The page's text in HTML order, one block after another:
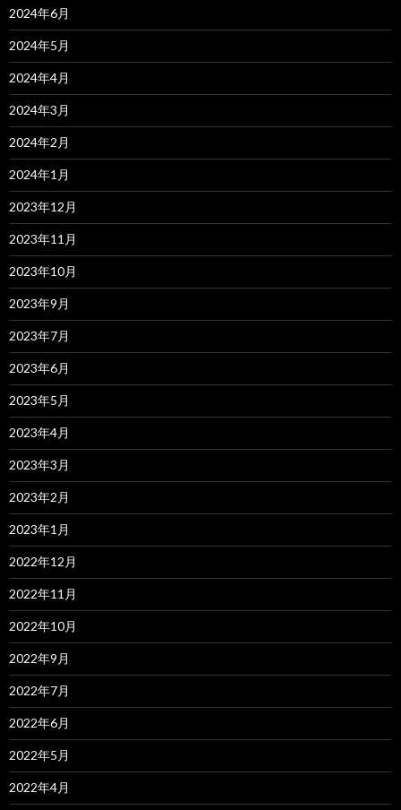
2024年6月
2024年5月
2024年4月
2024年3月
2024年2月
2024年1月
2023年12月
2023年11月
2023年10月
2023年9月
2023年7月
2023年6月
2023年5月
2023年4月
2023年3月
2023年2月
2023年1月
2022年12月
2022年11月
2022年10月
2022年9月
2022年7月
2022年6月
2022年5月
2022年4月